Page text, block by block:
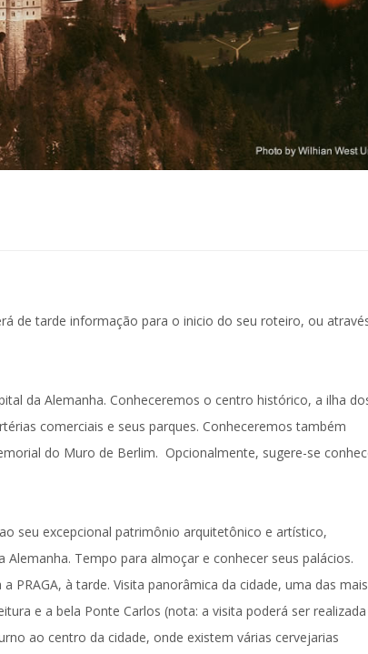
de tarde informação para o inicio do seu roteiro, ou
da Alemanha. Conheceremos o centro histórico, a ilha
comerciais e seus parques. Conheceremos também
do Muro de Berlim. Opcionalmente, sugere-se
seu excepcional patrimônio arquitetônico e artístico,
Tempo para almoçar e conhecer seus palácios.
a PRAGA, à tarde. Visita panorâmica da cidade, uma das
e a bela Ponte Carlos (nota: a visita poderá ser
ao centro da cidade, onde existem várias cervejarias